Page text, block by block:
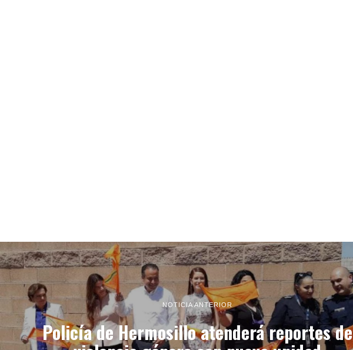
NOTICIA ANTERIOR
Policía de Hermosillo atenderá reportes de